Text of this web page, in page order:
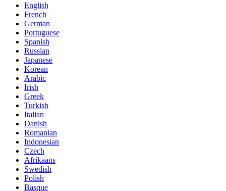
English
French
German
Portuguese
Spanish
Russian
Japanese
Korean
Arabic
Irish
Greek
Turkish
Italian
Danish
Romanian
Indonesian
Czech
Afrikaans
Swedish
Polish
Basque